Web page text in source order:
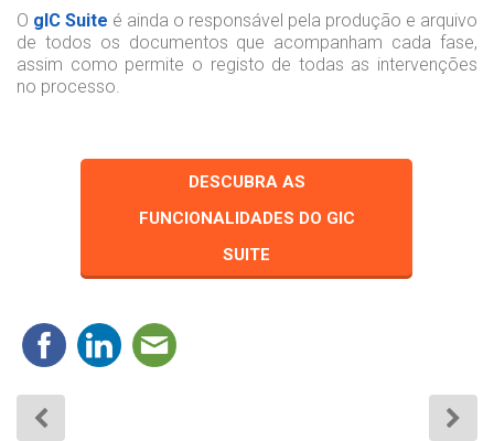
O gIC Suite é ainda o responsável pela produção e arquivo
de todos os documentos que acompanham cada fase,
assim como permite o registo de todas as intervenções
no processo.
DESCUBRA AS
FUNCIONALIDADES DO GIC
SUITE